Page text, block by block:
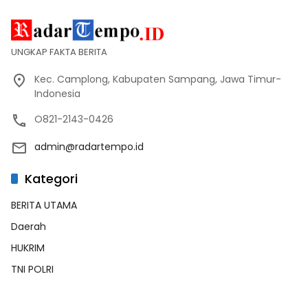
UNGKAP FAKTA BERITA
Kec. Camplong, Kabupaten Sampang, Jawa Timur-
Indonesia
O821-2143-0426
admin@radartempo.id
Kategori
BERITA UTAMA
Daerah
HUKRIM
TNI POLRI